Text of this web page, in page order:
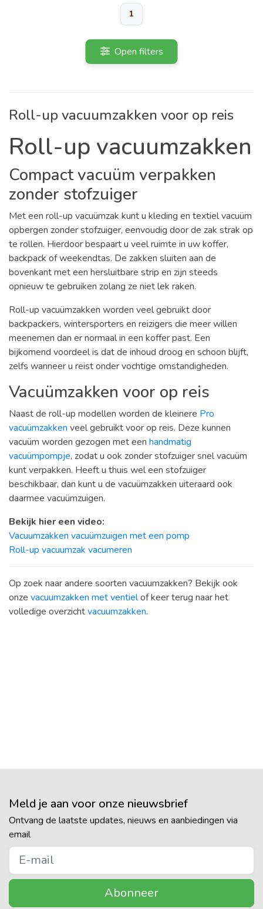
1
Open filters
Roll-up vacuumzakken voor op reis
Roll-up vacuumzakken
Compact vacuüm verpakken
zonder stofzuiger
Met een roll-up vacuümzak kunt u kleding en textiel vacuüm
opbergen zonder stofzuiger, eenvoudig door de zak strak op
te rollen. Hierdoor bespaart u veel ruimte in uw koffer,
backpack of weekendtas. De zakken sluiten aan de
bovenkant met een hersluitbare strip en zijn steeds
opnieuw te gebruiken zolang ze niet lek raken.
Roll-up vacuümzakken worden veel gebruikt door
backpackers, wintersporters en reizigers die meer willen
meenemen dan er normaal in een koffer past. Een
bijkomend voordeel is dat de inhoud droog en schoon blijft,
zelfs wanneer u reist onder vochtige omstandigheden.
Vacuümzakken voor op reis
Naast de roll-up modellen worden de kleinere Pro
vacuümzakken veel gebruikt voor op reis. Deze kunnen
vacuüm worden gezogen met een handmatig
vacuümpompje, zodat u ook zonder stofzuiger snel vacuüm
kunt verpakken. Heeft u thuis wel een stofzuiger
beschikbaar, dan kunt u de vacuümzakken uiteraard ook
daarmee vacuümzuigen.
Bekijk hier een video:
Vacuumzakken vacuümzuigen met een pomp
Roll-up vacuumzak vacumeren
Op zoek naar andere soorten vacuumzakken? Bekijk ook
onze vacuumzakken met ventielof keer terug naar het
volledige overzichtvacuumzakken.
Meld je aan voor onze nieuwsbrief
Ontvang de laatste updates, nieuws en aanbiedingen via
email
Abonneer